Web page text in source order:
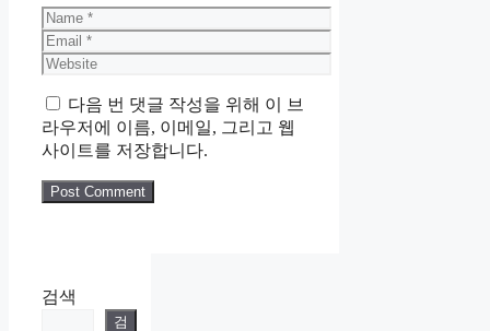
Name
Email
Website
다음 번 댓글 작성을 위해 이 브
라우저에 이름, 이메일, 그리고 웹
사이트를 저장합니다.
검색
검